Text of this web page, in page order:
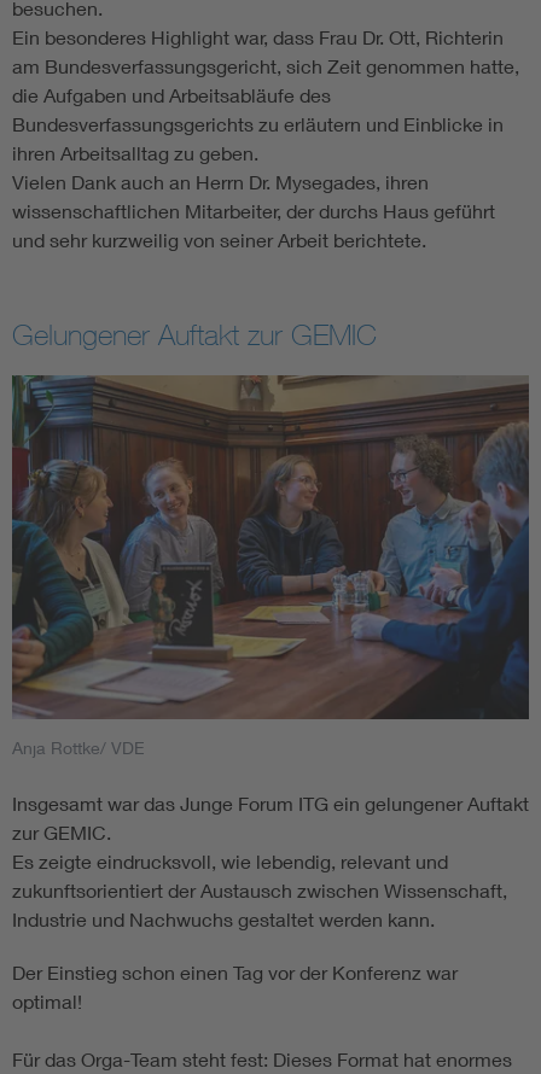
besuchen.
Ein besonderes Highlight war, dass Frau Dr. Ott, Richterin
am Bundesverfassungsgericht, sich Zeit genommen hatte,
die Aufgaben und Arbeitsabläufe des
Bundesverfassungsgerichts zu erläutern und Einblicke in
ihren Arbeitsalltag zu geben.
Vielen Dank auch an Herrn Dr. Mysegades, ihren
wissenschaftlichen Mitarbeiter, der durchs Haus geführt
und sehr kurzweilig von seiner Arbeit berichtete.
Gelungener Auftakt zur GEMIC
Anja Rottke/ VDE
Insgesamt war das Junge Forum ITG ein gelungener Auftakt
zur GEMIC.
Es zeigte eindrucksvoll, wie lebendig, relevant und
zukunftsorientiert der Austausch zwischen Wissenschaft,
Industrie und Nachwuchs gestaltet werden kann.
Der Einstieg schon einen Tag vor der Konferenz war
optimal!
Für das Orga-Team steht fest: Dieses Format hat enormes